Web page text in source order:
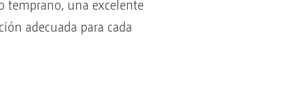
temprano, una excelente
adecuada para cada